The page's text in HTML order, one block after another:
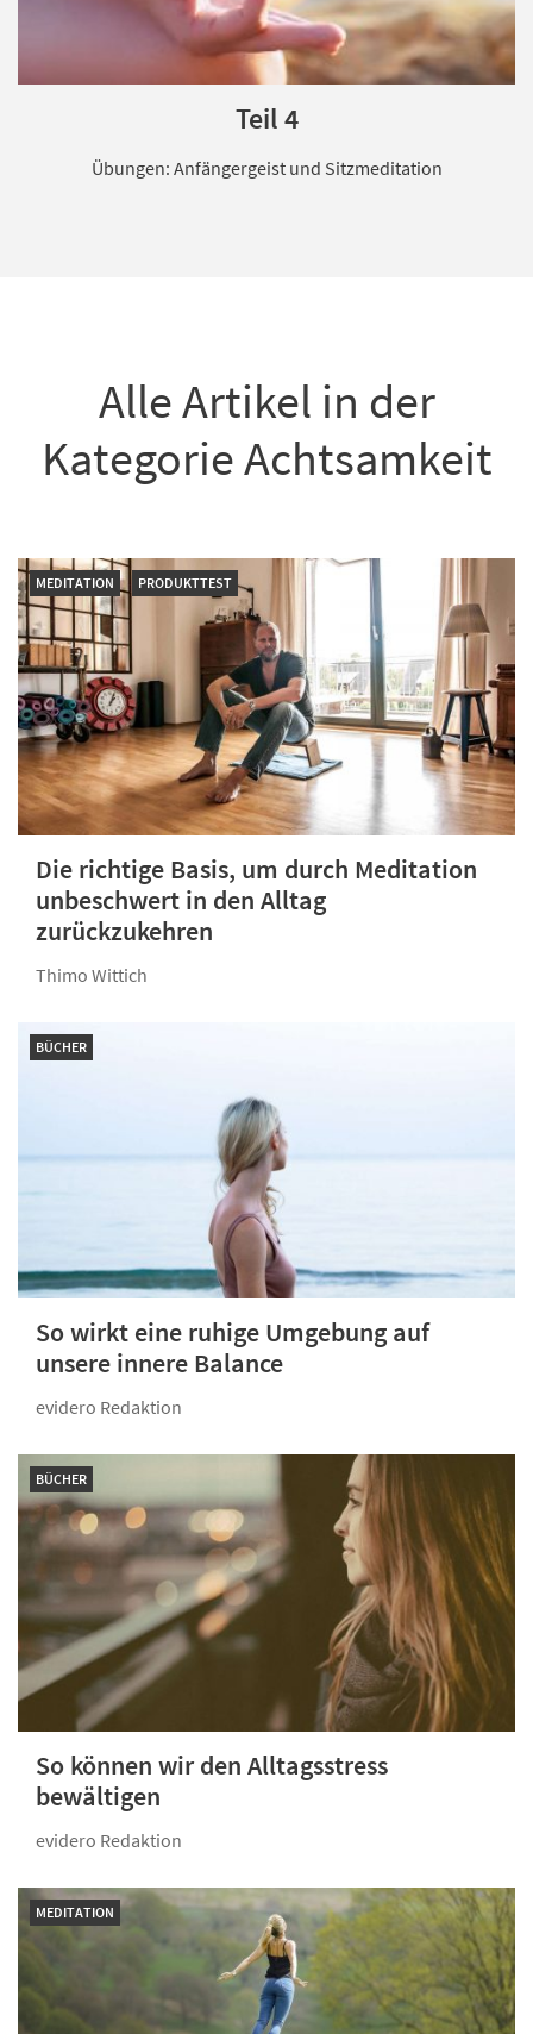
Teil 4
Übungen: Anfängergeist und Sitzmeditation
Alle Artikel in der
Kategorie Achtsamkeit
MEDITATION PRODUKTTEST
Die richtige Basis, um durch Meditation
unbeschwert in den Alltag
zurückzukehren
Thimo Wittich
BÜCHER
So wirkt eine ruhige Umgebung auf
unsere innere Balance
evidero Redaktion
BÜCHER
So können wir den Alltagsstress
bewältigen
evidero Redaktion
MEDITATION